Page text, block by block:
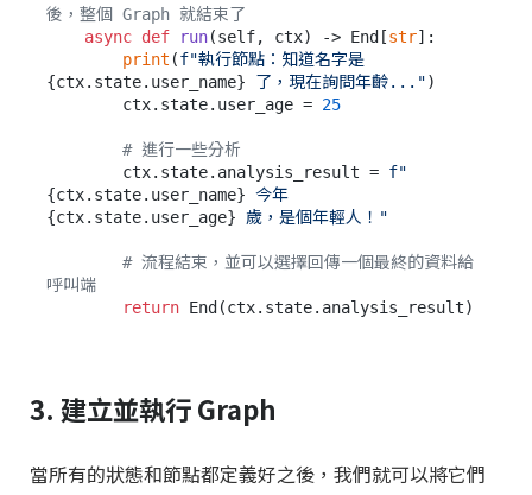
後，整個 Graph 就結束了
async def run(self, ctx) -> End[str]:
print (
{ctx.state.user_name} 了，現在詢問年齡...")
        ctx.state.user_age =
25
# 進行一些分析
        ctx.state.analysis_result =
f"
{ctx.state.user_name}
{ctx.state.user_age} 歲，是個年輕人！"
# 流程結束，並可以選擇回傳一個最終的資料給
呼叫端
return
3. 建立並執行 Graph
當所有的狀態和節點都定義好之後，我們就可以將它們